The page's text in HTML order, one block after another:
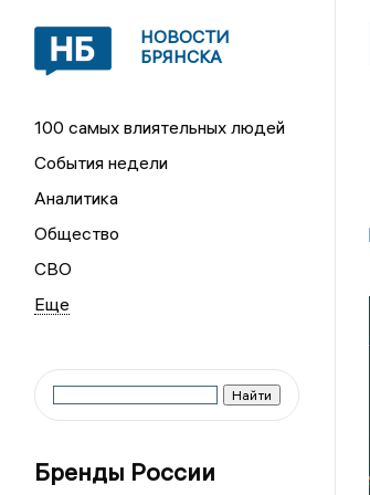
НОВОСТИ
БРЯНСКА
100 самых влиятельных людей
События недели
Аналитика
Общество
СВО
Бренды России